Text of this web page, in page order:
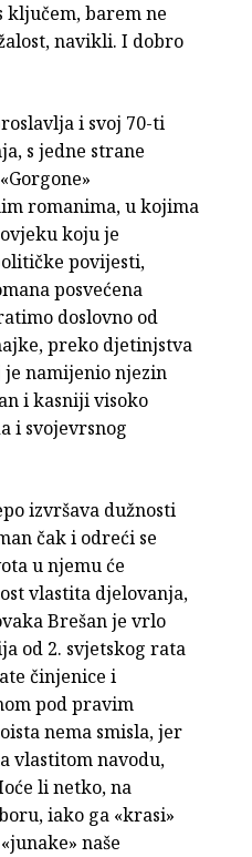
ključem, barem ne
navikli. I dobro
i svoj 70-ti
s jedne strane
romanima, u kojima
koju je
povijesti,
posvećena
doslovno od
preko djetinjstva
namijenio njezin
i kasniji visoko
i svojevrsnog
izvršava dužnosti
čak i odreći se
u njemu će
vlastita djelovanja,
Brešan je vrlo
od 2. svjetskog rata
činjenice i
pod pravim
nema smisla, jer
vlastitom navodu,
li netko, na
iako ga «krasi»
naše